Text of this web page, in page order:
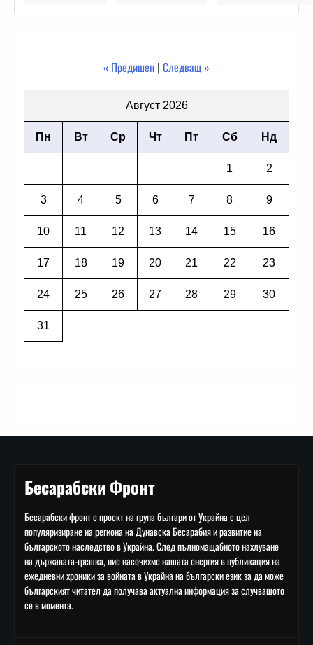
« Предишен | Следващ »
Август 2026
Пн Вт Ср Чт Пт Сб Нд
1 2
3 4 5 6 7 8 9
10 11 12 13 14 15 16
17 18 19 20 21 22 23
24 25 26 27 28 29 30
31
Бесарабски Фронт
Бесарабски фронт е проект на група българи от Украйна с цел
популяризиране на региона на Дунавска Бесарабия и развитие на
българското наследство в Украйна. След пълномащабното нахлуване
на държавата-грешка, ние насочихме нашата енергия в публикация на
ежедневни хроники за войната в Украйна на български език за да може
българският читател да получава актуална информация за случващото
се в момента.